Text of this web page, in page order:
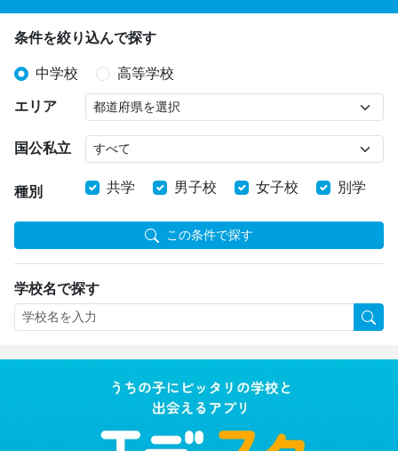
条件を絞り込んで探す
中学校 高等学校
エリア
国公私立
種別 共学 男子校 女子校 別学
この条件で探す
学校名で探す